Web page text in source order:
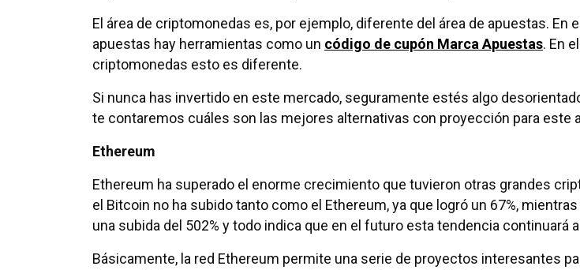
El área de criptomonedas es, por ejemplo, diferente del área de apuestas. En
apuestas hay herramientas como un código de cupón Marca Apuestas. En
criptomonedas esto es diferente.
Si nunca has invertido en este mercado, seguramente estés algo
te contaremos cuáles son las mejores alternativas con proyección para este
Ethereum
Ethereum ha superado el enorme crecimiento que tuvieron otras grandes
el Bitcoin no ha subido tanto como el Ethereum, ya que logró un 67%,
una subida del 502% y todo indica que en el futuro esta tendencia continuará
Básicamente, la red Ethereum permite una serie de proyectos interesantes